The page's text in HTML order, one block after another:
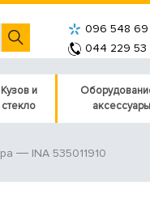
096 548 69
044 229 53
Кузов и
стекло
аксессуары
INA 535011910